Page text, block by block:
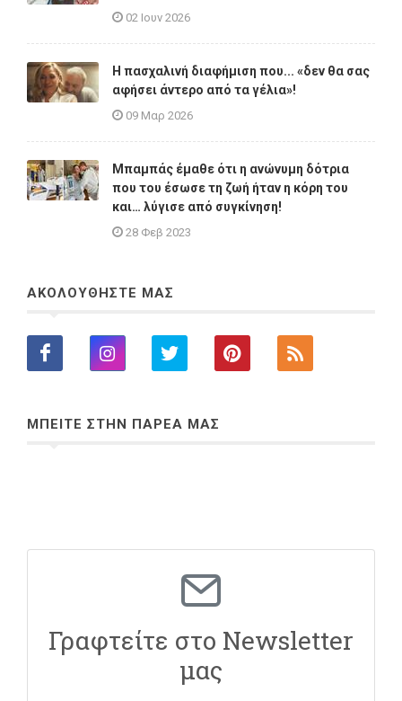
02 Ιουν 2026
Η πασχαλινή διαφήμιση που... «δεν θα σας
αφήσει άντερο από τα γέλια»!
09 Μαρ 2026
Μπαμπάς έμαθε ότι η ανώνυμη δότρια
που του έσωσε τη ζωή ήταν η κόρη του
και… λύγισε από συγκίνηση!
28 Φεβ 2023
ΑΚΟΛΟΥΘΗΣΤΕ ΜΑΣ
ΜΠΕΙΤΕ ΣΤΗΝ ΠΑΡΕΑ ΜΑΣ
Γραφτείτε στο Newsletter
μας